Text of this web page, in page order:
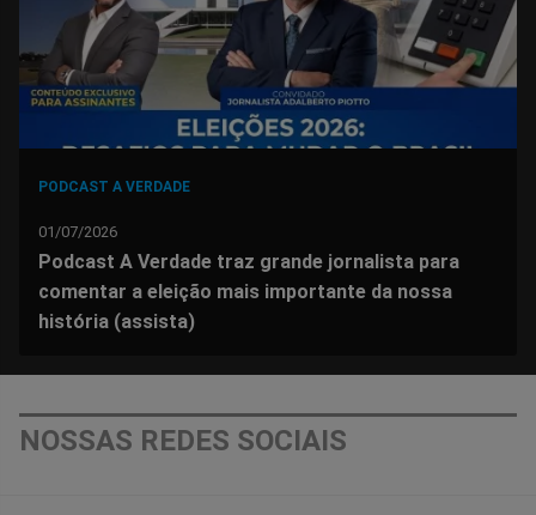
PODCAST A VERDADE
01/07/2026
Podcast A Verdade traz grande jornalista para
comentar a eleição mais importante da nossa
história (assista)
NOSSAS REDES SOCIAIS